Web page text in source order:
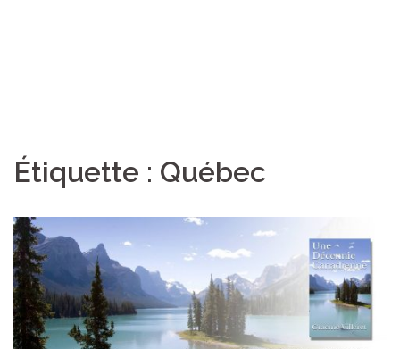
Étiquette : Québec